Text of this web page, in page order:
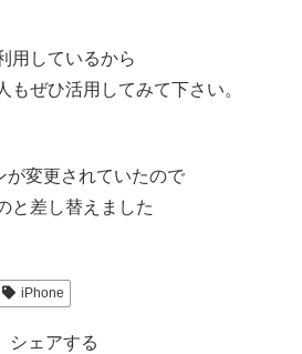
用しているから
もぜひ活用してみて下さい。
が変更されていたので
と差し替えました
iPhone
シェアする